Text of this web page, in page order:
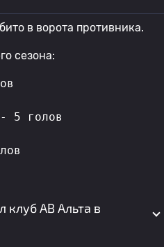
в ворота противника.
сезона:
5 голов
клуб АВ Альта в